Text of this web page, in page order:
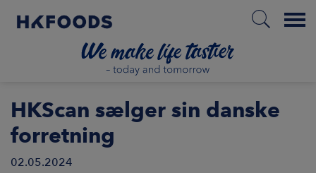
Menu
HKScan sælger sin danske
forretning
02.05.2024